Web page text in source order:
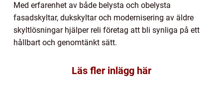
Med erfarenhet av både belysta och obelysta
fasadskyltar, dukskyltar och modernisering av äldre
skyltlösningar hjälper reli företag att bli synliga på ett
hållbart och genomtänkt sätt.
Läs fler inlägg här